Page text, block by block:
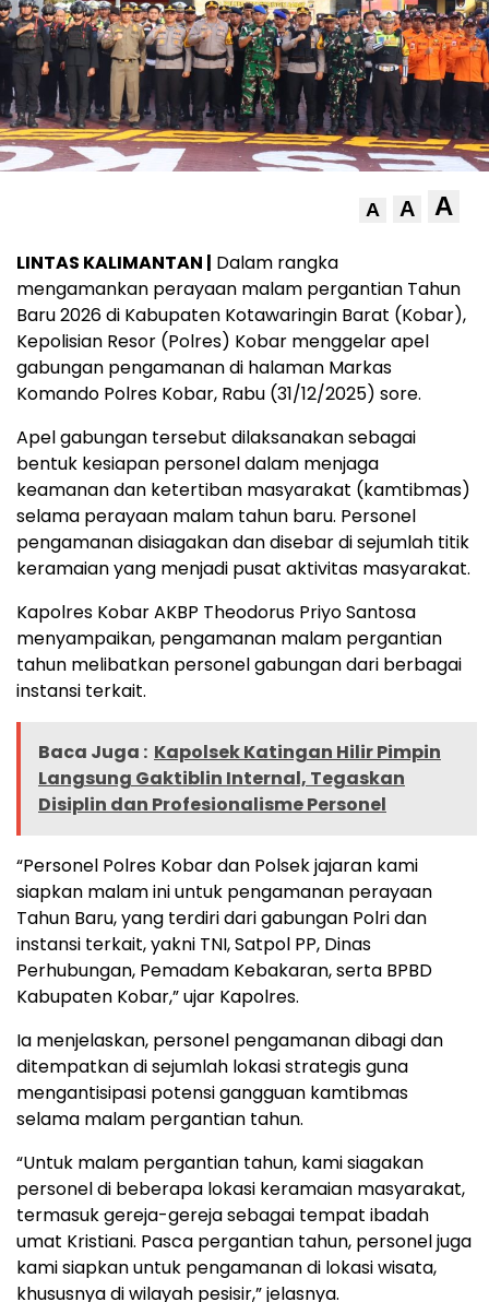
A A A
LINTAS KALIMANTAN | Dalam rangka
mengamankan perayaan malam pergantian Tahun
Baru 2026 di Kabupaten Kotawaringin Barat (Kobar),
Kepolisian Resor (Polres) Kobar menggelar apel
gabungan pengamanan di halaman Markas
Komando Polres Kobar, Rabu (31/12/2025) sore.
Apel gabungan tersebut dilaksanakan sebagai
bentuk kesiapan personel dalam menjaga
keamanan dan ketertiban masyarakat (kamtibmas)
selama perayaan malam tahun baru. Personel
pengamanan disiagakan dan disebar di sejumlah titik
keramaian yang menjadi pusat aktivitas masyarakat.
Kapolres Kobar AKBP Theodorus Priyo Santosa
menyampaikan, pengamanan malam pergantian
tahun melibatkan personel gabungan dari berbagai
instansi terkait.
Baca Juga : Kapolsek Katingan Hilir Pimpin
Langsung Gaktiblin Internal, Tegaskan
Disiplin dan Profesionalisme Personel
“Personel Polres Kobar dan Polsek jajaran kami
siapkan malam ini untuk pengamanan perayaan
Tahun Baru, yang terdiri dari gabungan Polri dan
instansi terkait, yakni TNI, Satpol PP, Dinas
Perhubungan, Pemadam Kebakaran, serta BPBD
Kabupaten Kobar,” ujar Kapolres.
Ia menjelaskan, personel pengamanan dibagi dan
ditempatkan di sejumlah lokasi strategis guna
mengantisipasi potensi gangguan kamtibmas
selama malam pergantian tahun.
“Untuk malam pergantian tahun, kami siagakan
personel di beberapa lokasi keramaian masyarakat,
termasuk gereja-gereja sebagai tempat ibadah
umat Kristiani. Pasca pergantian tahun, personel juga
kami siapkan untuk pengamanan di lokasi wisata,
khususnya di wilayah pesisir,” jelasnya.